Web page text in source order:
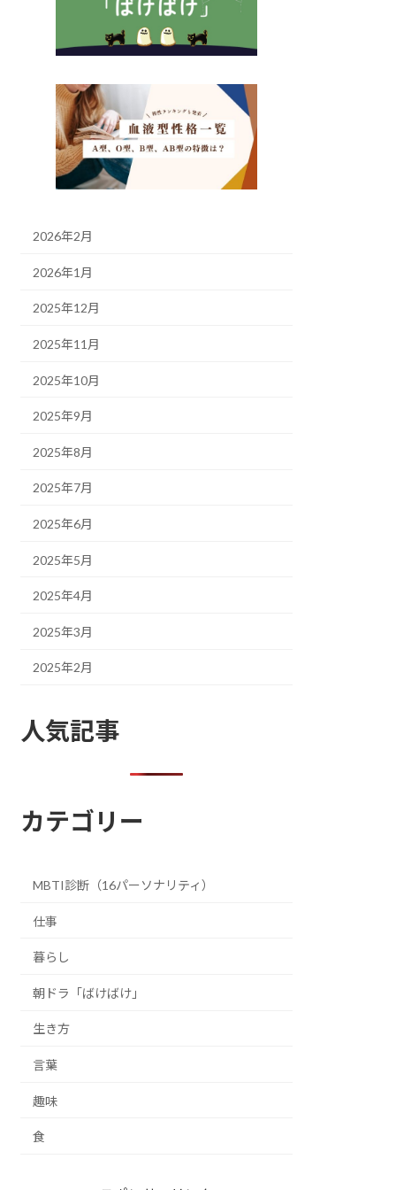
2026年2月
2026年1月
2025年12月
2025年11月
2025年10月
2025年9月
2025年8月
2025年7月
2025年6月
2025年5月
2025年4月
2025年3月
2025年2月
人気記事
カテゴリー
MBTI診断（16パーソナリティ）
仕事
暮らし
朝ドラ「ばけばけ」
生き方
言葉
趣味
食